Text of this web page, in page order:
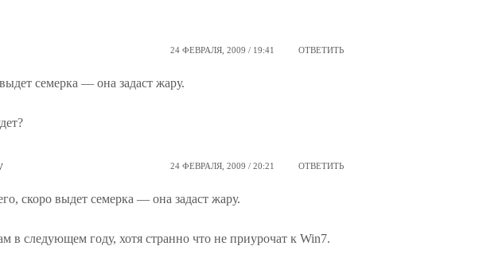
24 ФЕВРАЛЯ, 2009 / 19:41 ОТВЕТИТЬ
семерка — она задаст жару.
24 ФЕВРАЛЯ, 2009 / 20:21 ОТВЕТИТЬ
скоро выдет семерка — она задаст жару.
в следующем году, хотя странно что не приурочат к Win7.